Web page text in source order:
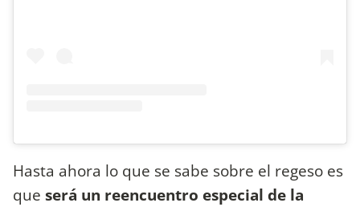
Hasta ahora lo que se sabe sobre el regeso es
que será un reencuentro especial de la